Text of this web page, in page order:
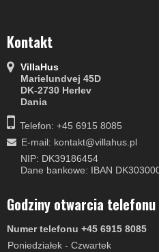
Kontakt
VillaHus
Marielundvej 45D
DK-2730 Herlev
Dania
Telefon: +45 6915 8085
E-mail: kontakt@villahus.pl
NIP: DK39186454
Dane bankowe: IBAN
Godziny otwarcia telefonu
Numer telefonu +45 6915 8085
Poniedziałek - Czwartek